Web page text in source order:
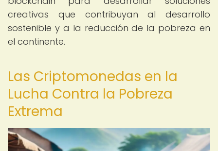
creativas que contribuyan al desarrollo
sostenible y a la reducción de la pobreza en
el continente.
Las Criptomonedas en la
Lucha Contra la Pobreza
Extrema